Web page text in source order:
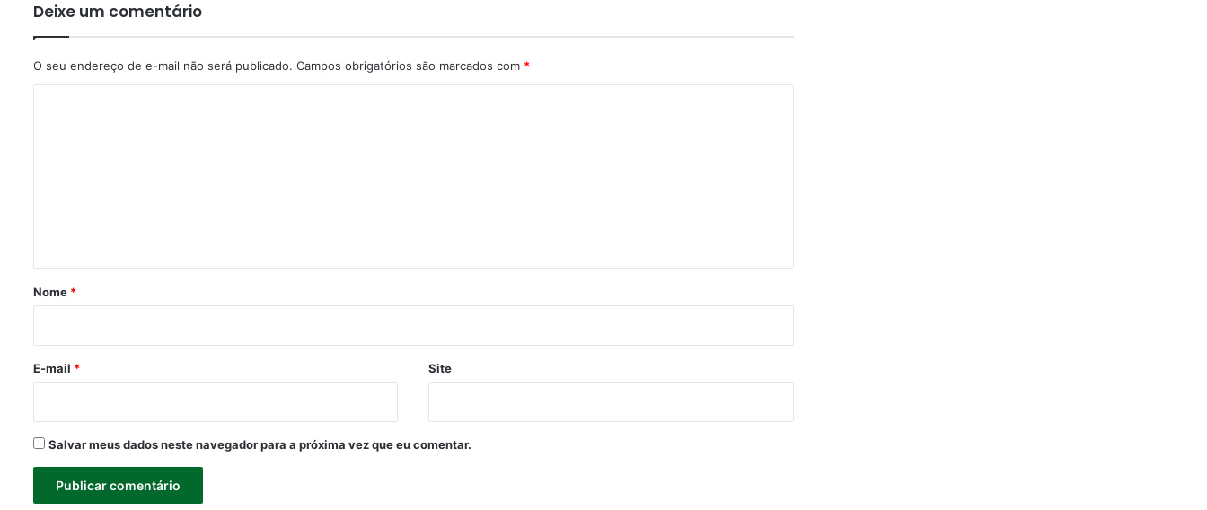
Deixe um comentário
O seu endereço de e-mail não será publicado. Campos obrigatórios são marcados com *
r
*
Nome *
E-mail * Site
Salvar meus dados neste navegador para a próxima vez que eu comentar.